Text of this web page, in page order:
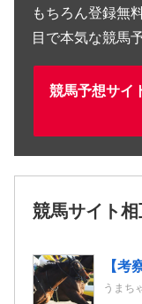
もちろん登録無
目で本気な競馬
競馬予想サイ
競馬サイト
【
うまち